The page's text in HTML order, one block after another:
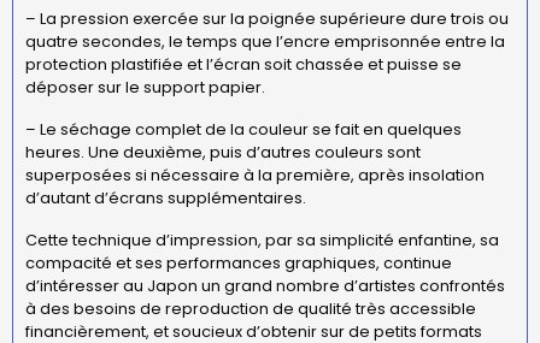
– La pression exercée sur la poignée supérieure dure trois ou
quatre secondes, le temps que l’encre emprisonnée entre la
protection plastifiée et l’écran soit chassée et puisse se
déposer sur le support papier.
– Le séchage complet de la couleur se fait en quelques
heures. Une deuxième, puis d’autres couleurs sont
superposées si nécessaire à la première, après insolation
d’autant d’écrans supplémentaires.
Cette technique d’impression, par sa simplicité enfantine, sa
compacité et ses performances graphiques, continue
d’intéresser au Japon un grand nombre d’artistes confrontés
à des besoins de reproduction de qualité très accessible
financièrement, et soucieux d’obtenir sur de petits formats